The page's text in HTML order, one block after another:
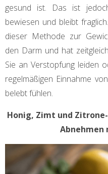
gesund ist. Das ist
bewiesen und bleibt
dieser Methode zur
den Darm und hat
Sie an Verstopfung leiden
regelmäßigen Einnahme
belebt fühlen.
Honig, Zimt und
Abnehmen